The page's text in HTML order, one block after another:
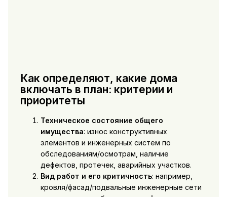
Как определяют, какие дома
включать в план: критерии и
приоритеты
Техническое состояние общего
имущества: износ конструктивных
элементов и инженерных систем по
обследованиям/осмотрам, наличие
дефектов, протечек, аварийных участков.
Вид работ и его критичность: например,
кровля/фасад/подвальные инженерные сети